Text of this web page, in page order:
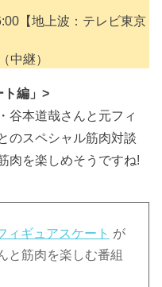
【地上波：テレビ東京
中継）
ト編」>
谷本道哉さんと元フィ
のスペシャル筋肉対談
肉を楽しめそうですね!
ィギュアスケート が
と筋肉を楽しむ番組